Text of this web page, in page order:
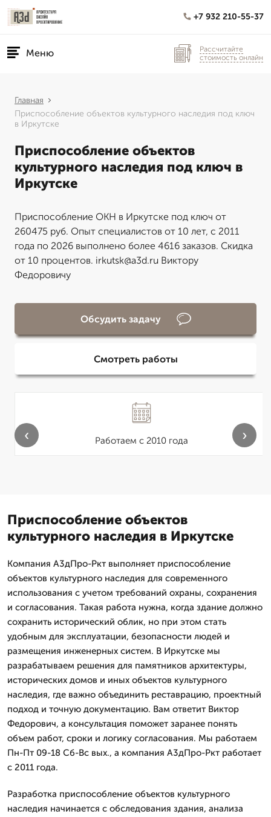
+7 932 210-55-37
Меню
Рассчитайте
стоимость онлайн
Главная
Приспособление объектов культурного наследия под ключ
в Иркутске
Приспособление объектов
культурного наследия под ключ в
Иркутске
Приспособление ОКН в Иркутске под ключ от
260475 руб. Опыт специалистов от 10 лет, с 2011
года по 2026 выполнено более 4616 заказов. Скидка
от 10 процентов. irkutsk@a3d.ru Виктору
Федоровичу
Обсудить задачу
Смотреть работы
Работаем с 2010 года
‹ ›
Приспособление объектов
культурного наследия в Иркутске
Компания А3дПро-Ркт выполняет приспособление
объектов культурного наследия для современного
использования с учетом требований охраны, сохранения
и согласования. Такая работа нужна, когда здание должно
сохранить исторический облик, но при этом стать
удобным для эксплуатации, безопасности людей и
размещения инженерных систем. В Иркутске мы
разрабатываем решения для памятников архитектуры,
исторических домов и иных объектов культурного
наследия, где важно объединить реставрацию, проектный
подход и точную документацию. Вам ответит Виктор
Федорович, а консультация поможет заранее понять
объем работ, сроки и логику согласования. Мы работаем
Пн-Пт 09-18 Сб-Вс вых., а компания А3дПро-Ркт работает
с 2011 года.
Разработка приспособление объектов культурного
наследия начинается с обследования здания, анализа